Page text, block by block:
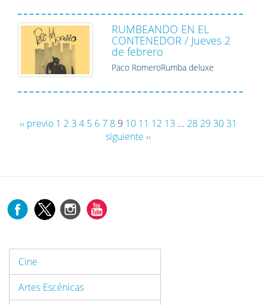
RUMBEANDO EN EL
CONTENEDOR / Jueves 2
de febrero
Paco RomeroRumba deluxe
‹‹ previo 1 2 3 4 5 67 8 9 10 11 12 13 ... 28 29 3031
siguiente ››
Cine
Artes Escénicas